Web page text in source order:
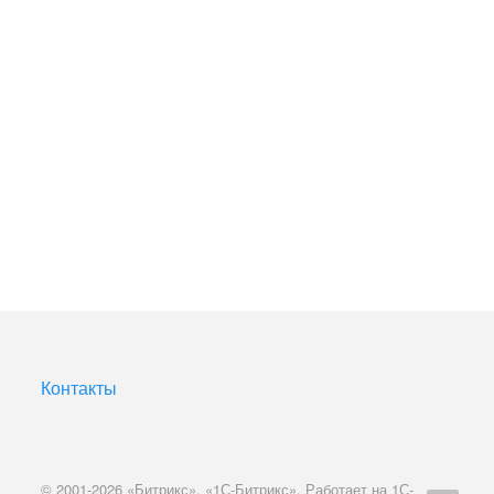
Контакты
© 2001-2026 «Битрикс», «1С-Битрикс». Работает на 1С-